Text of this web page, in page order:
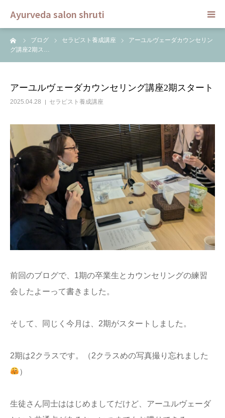
Ayurveda salon shruti
ブログ セラピスト養成講座
アーユルヴェーダカウンセリン
グ講座2期ス…
アーユルヴェーダカウンセリング講座2期スタート
2025.04.28 セラピスト養成講座
前回のブログで、1期の卒業生とカウンセリングの練習
会したよーって書きました。
そして、同じく今月は、2期がスタートしました。
2期は2クラスです。（2クラスめの写真撮り忘れました
）
生徒さん同士ははじめましてだけど、アーユルヴェーダ
HOME
スクール
セラピスト
ブログ